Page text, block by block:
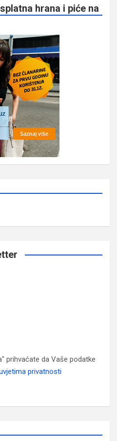
hrana i piće na
prihvaćate da Vaše podatke
privatnosti